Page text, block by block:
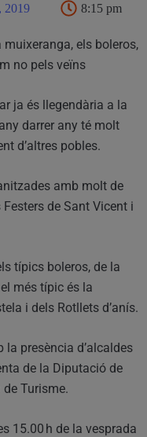
2019 8:15 pm
els boleros,
no pels veïns
ja és llegendària a la
darrer any té molt
d’altres pobles.
amb molt de
de Sant Vicent i
típics boleros, de la
més típic és la
i dels Rotllets d’anís.
presència d’alcaldes
de la Diputació de
Turisme.
15.00 h de la vesprada